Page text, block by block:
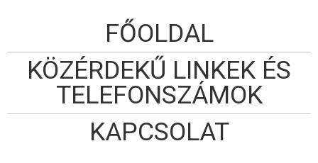
FŐOLDAL
KÖZÉRDEKŰ LINKEK ÉS
TELEFONSZÁMOK
KAPCSOLAT